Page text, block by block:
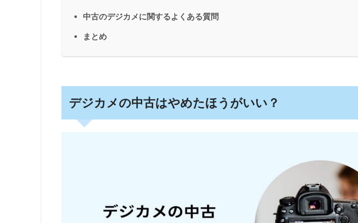
中古のデジカメに関するよくある質問
まとめ
デジカメの中古はやめたほうがいい？